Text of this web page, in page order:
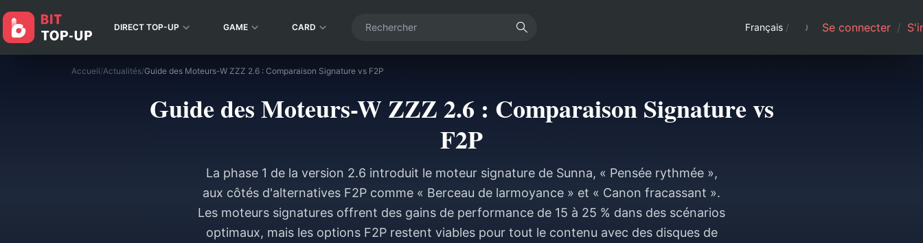
DIRECT TOP-UP GAME CARD Français / Se connecter /
Accueil/Actualités/Guide des Moteurs-W ZZZ 2.6 : Comparaison Signature vs F2P
Guide des Moteurs-W ZZZ 2.6 : Comparaison Signature vs
F2P
La phase 1 de la version 2.6 introduit le moteur signature de Sunna, « Pensée rythmée »,
aux côtés d'alternatives F2P comme « Berceau de larmoyance » et « Canon fracassant ».
Les moteurs signatures offrent des gains de performance de 15 à 25 % dans des scénarios
optimaux, mais les options F2P restent viables pour tout le contenu avec des disques de